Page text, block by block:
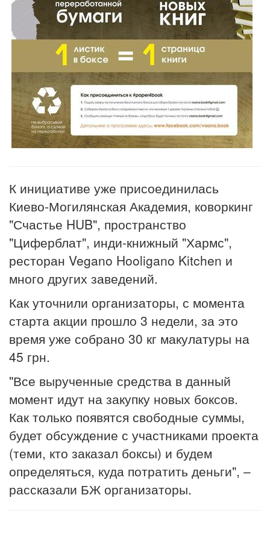
К инициативе уже присоединилась
Киево-Могилянская Академия, коворкинг
"Счастье HUB", пространство
"Циферблат", инди-книжный "Хармс",
ресторан Vegano Hooligano Kitchen и
много других заведений.
Как уточнили организаторы, с момента
старта акции прошло 3 недели, за это
время уже собрано 30 кг макулатуры на
45 грн.
"Все вырученные средства в данный
момент идут на закупку новых боксов.
Как только появятся свободные суммы,
будет обсуждение с участниками проекта
(теми, кто заказал боксы) и будем
определяться, куда потратить деньги", –
рассказали БЖ организаторы.